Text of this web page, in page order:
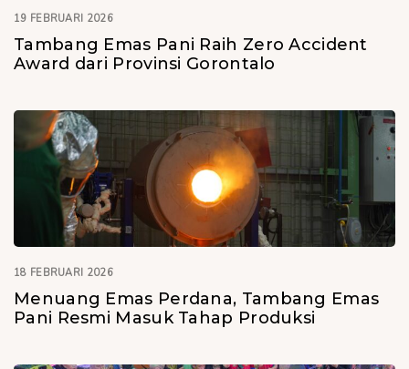
19 FEBRUARI 2026
Tambang Emas Pani Raih Zero Accident
Award dari Provinsi Gorontalo
18 FEBRUARI 2026
Menuang Emas Perdana, Tambang Emas
Pani Resmi Masuk Tahap Produksi